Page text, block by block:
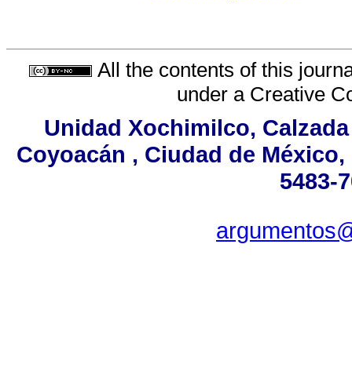
All the contents of this
under a Creative
Unidad Xochimilco,
Coyoacán , Ciudad de
5483-